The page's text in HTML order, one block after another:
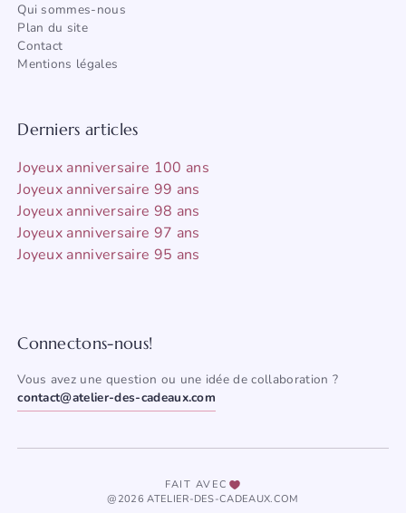
Qui sommes-nous
Plan du site
Contact
Mentions légales
Derniers articles
Joyeux anniversaire 100 ans
Joyeux anniversaire 99 ans
Joyeux anniversaire 98 ans
Joyeux anniversaire 97 ans
Joyeux anniversaire 95 ans
Connectons-nous!
Vous avez une question ou une idée de collaboration ?
contact@atelier-des-cadeaux.com
FAIT AVEC
@2026 ATELIER-DES-CADEAUX.COM